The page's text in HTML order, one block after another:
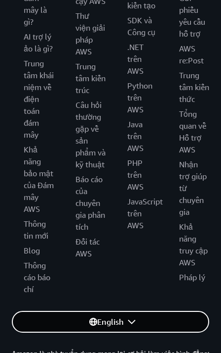
mây là
gì?
AI trợ lý
ảo là gì?
Trung
tâm khái
niệm về
điện
toán
đám
mây
Khả
năng
bảo mật
của Đám
mây
AWS
Thông
tin mới
Blog
Thông
cáo báo
chí
Thư
viện giải
pháp
AWS
Trung
tâm kiến
trúc
Câu hỏi
thường
gặp về
sản
phẩm và
kỹ thuật
Báo cáo
của
chuyên
gia phân
tích
Đối tác
AWS
kiến tạo
SDK và
Công cụ
.NET
trên
AWS
Python
trên
AWS
Java
trên
AWS
PHP
trên
AWS
JavaScript
trên
AWS
phiếu
yêu cầu
hỗ trợ
AWS
re:Post
Trung
tâm kiến
thức
Tổng
quan về
Hỗ trợ
AWS
Nhận
trợ giúp
từ
chuyên
gia
Khả
năng
truy cập
AWS
Pháp lý
English